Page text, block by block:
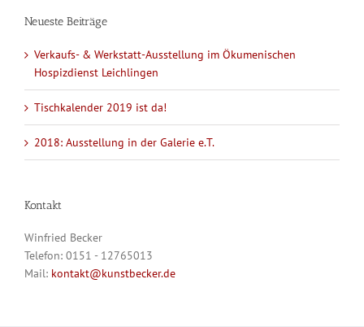
Neueste Beiträge
Verkaufs- & Werkstatt-Ausstellung im Ökumenischen
Hospizdienst Leichlingen
Tischkalender 2019 ist da!
2018: Ausstellung in der Galerie e.T.
Kontakt
Winfried Becker
Telefon: 0151 - 12765013
Mail: kontakt@kunstbecker.de